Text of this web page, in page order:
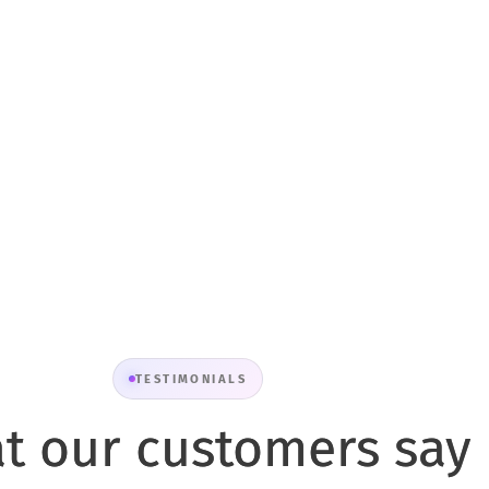
TESTIMONIALS
our customers say